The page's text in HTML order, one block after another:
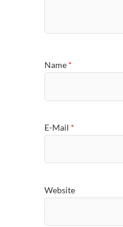
Name *
E-Mail *
Website